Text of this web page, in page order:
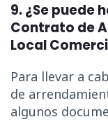
9. ¿Se puede
Contrato de
Local
Para llevar a
de
algunos